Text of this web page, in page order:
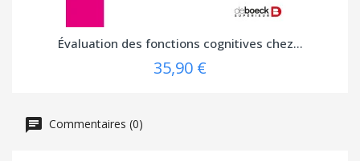
Évaluation des fonctions cognitives chez...
35,90 €
Commentaires (0)